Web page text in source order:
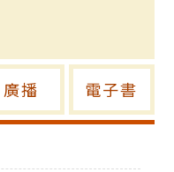
廣播 電子書